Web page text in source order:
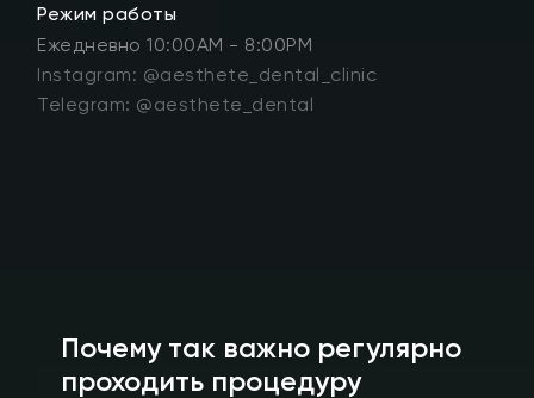
Режим работы
Ежедневно 10:00AM - 8:00PM
Instagram: @aesthete_dental_clinic
Telegram: @aesthete_dental
Почему так важно регулярно
проходить процедуру